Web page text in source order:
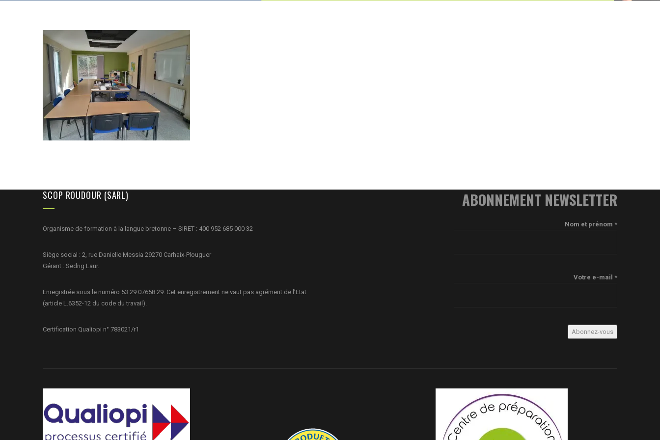
SCOP ROUDOUR (SARL)
Organisme de formation à la langue bretonne – SIRET : 400 952 685 000 32
Siège social : 2, rue Danielle Messia 29270 Carhaix-Plouguer
Gérant : Sedrig Laur.
Enregistrée sous le numéro 53 29 07658 29. Cet enregistrement ne vaut pas agrément de l’Etat
(article L.6352-12 du code du travail).
Certification Qualiopi n° 783021/r1
ABONNEMENT NEWSLETTER
Nom et prénom *
Votre e-mail *